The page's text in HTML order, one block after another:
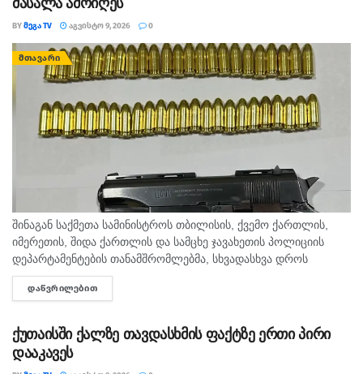
BYᲛᲔᲒᲐ TV ᲐᲒᲕᲘᲡᲢᲝ 9, 2026 0
ᲛᲗᲐᲕᲐᲠᲘ
შინაგან საქმეთა სამინისტროს თბილისის, ქვემო ქართლის,
იმერეთის, შიდა ქართლის და სამცხე ჯავახეთის პოლიციის
დეპარტამენტების თანამშრომლებმა, სხვადასხვა დროს
ჩატარებული საპოლიციო პრევენციული ღონისძიებების
შედეგად, ცეცხლსასროლი იარაღისა და საბრძოლო მასალის
ᲓᲐᲬᲕᲠᲘᲚᲔᲑᲘᲗ
ქუთაისში ქალზე თავდასხმის ფაქტზე ერთი პირი
დააკავეს